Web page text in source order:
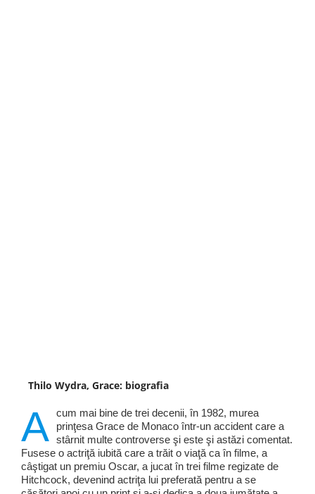
Thilo Wydra, Grace: biografia
A cum mai bine de trei decenii, în 1982, murea
prinţesa Grace de Monaco într-un accident care a
stârnit multe controverse şi este şi astăzi comentat.
Fusese o actriţă iubită care a trăit o viaţă ca în filme, a
câştigat un premiu Oscar, a jucat în trei filme regizate de
Hitchcock, devenind actriţa lui preferată pentru a se